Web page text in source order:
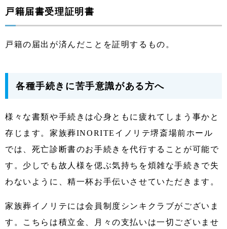
戸籍届書受理証明書
戸籍の届出が済んだことを証明するもの。
各種手続きに苦手意識がある方へ
様々な書類や手続きは心身ともに疲れてしまう事かと
存じます。家族葬INORITEイノリテ堺斎場前ホール
では、死亡診断書のお手続きを代行することが可能で
す。少しでも故人様を偲ぶ気持ちを煩雑な手続きで失
わないように、精一杯お手伝いさせていただきます。
家族葬イノリテには会員制度シンキクラブがございま
す。こちらは積立金、月々の支払いは一切ございませ